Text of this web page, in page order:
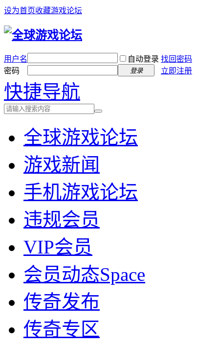
设为首页收藏游戏论坛
用户名 自动登录 找回密码
密码
登录 立即注册
快捷导航
全球游戏论坛
游戏新闻
手机游戏论坛
违规会员
VIP会员
会员动态Space
传奇发布
传奇专区